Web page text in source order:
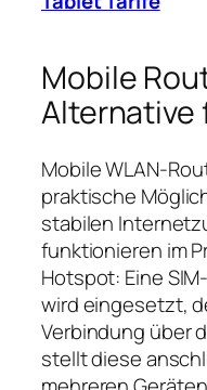
Mobile
Alternative
Mobile
praktische
stabilen
funktionieren im
Hotspot: Eine
wird eingesetzt,
Verbindung über
stellt diese